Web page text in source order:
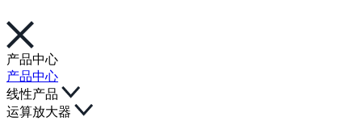
产品中心
产品中心
线性产品
运算放大器